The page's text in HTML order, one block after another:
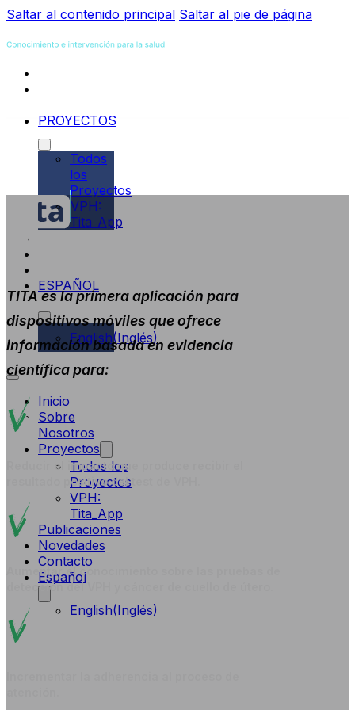
Saltar al contenido principal Saltar al pie de página
PROYECTOS
Todos
los
Proyectos
VPH:
Tita_App
ESPAÑOL
English(Inglés)
Inicio
Sobre
Nosotros
Proyectos
Todos los
Proyectos
VPH:
Tita_App
Publicaciones
Novedades
Contacto
Español
English(Inglés)
TITA es la primera aplicación para
dispositivos móviles que ofrece
información basada en evidencia
científica para:
Reducir el impacto que produce recibir el
resultado positivo del test de VPH.
Aumentar el conocimiento sobre las pruebas de
detección del VPH y cáncer de cuello de útero.